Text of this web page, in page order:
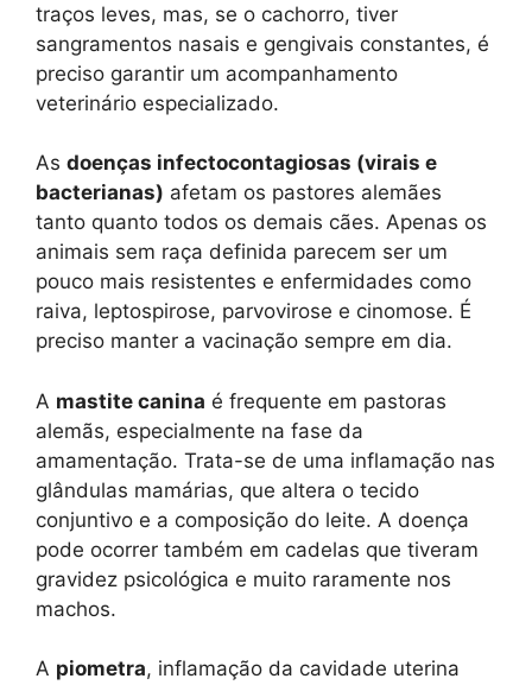
traços leves, mas, se o cachorro, tiver
sangramentos nasais e gengivais constantes, é
preciso garantir um acompanhamento
veterinário especializado.
As doenças infectocontagiosas (virais e
bacterianas) afetam os pastores alemães
tanto quanto todos os demais cães. Apenas os
animais sem raça definida parecem ser um
pouco mais resistentes e enfermidades como
raiva, leptospirose, parvovirose e cinomose. É
preciso manter a vacinação sempre em dia.
A mastite canina é frequente em pastoras
alemãs, especialmente na fase da
amamentação. Trata-se de uma inflamação nas
glândulas mamárias, que altera o tecido
conjuntivo e a composição do leite. A doença
pode ocorrer também em cadelas que tiveram
gravidez psicológica e muito raramente nos
machos.
A piometra, inflamação da cavidade uterina